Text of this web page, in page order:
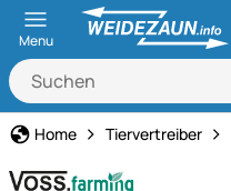
Menu
Home Tiervertreiber